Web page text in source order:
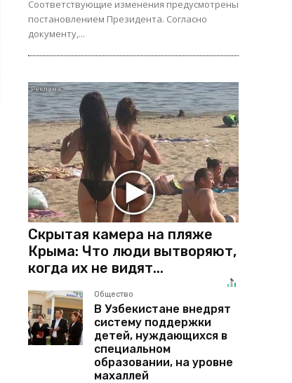
Соответствующие изменения предусмотрены
постановлением Президента. Согласно
документу,...
Скрытая камера на пляже
Крыма: Что люди вытворяют,
когда их не видят...
Общество
В Узбекистане внедрят
систему поддержки
детей, нуждающихся в
специальном
образовании, на уровне
махаллей